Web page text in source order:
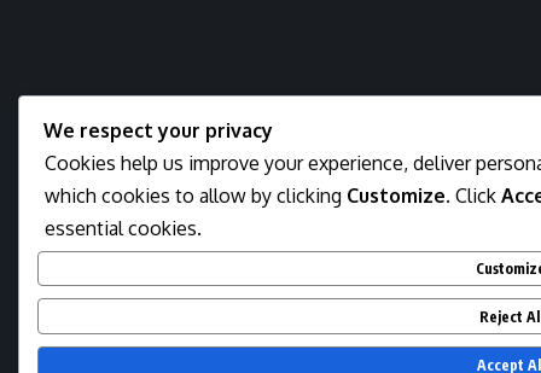
We respect your privacy
Cookies help us improve your experience, deliver
which cookies to allow by clicking Customize. Click
essential cookies.
Reject
Accept